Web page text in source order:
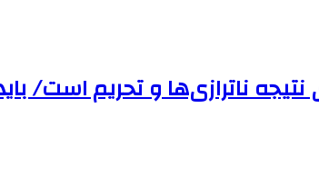
ناترازی‌ها و تحریم است/